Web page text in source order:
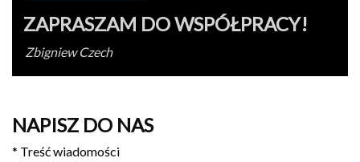
ZAPRASZAM DO WSPÓŁPRACY!
Zbig­niew Czech
NAPISZ DO NAS
* Treść wiadomości